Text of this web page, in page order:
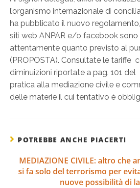
l’organismo internazionale di
ha pubblicato il nuovo
siti web ANPAR e/o facebook
attentamente quanto previsto al
(PROPOSTA). Consultate le tariffe
diminuizioni riportate a pag. 101
pratica alla mediazione civile e
delle materie il cui tentativo è
POTREBBE ANCHE PIACERTI
MEDIAZIONE CIVILE: altro che
si fa solo del terrorismo per
nuove possibilità di